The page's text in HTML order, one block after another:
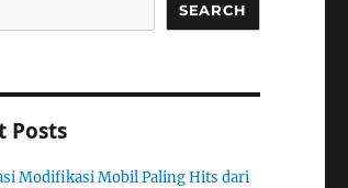
SEARCH
Posts
Modifikasi Mobil Paling Hits dari